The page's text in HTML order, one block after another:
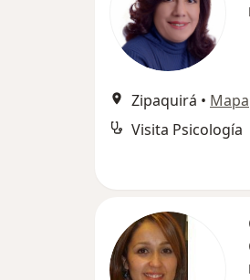
Zipaquirá • Mapa
Visita Psicología